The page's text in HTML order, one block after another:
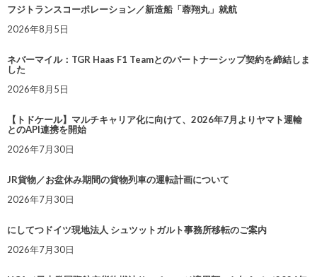
フジトランスコーポレーション／新造船「蓉翔丸」就航
2026年8月5日
ネバーマイル：TGR Haas F1 Teamとのパートナーシップ契約を締結しま
した
2026年8月5日
【トドケール】マルチキャリア化に向けて、2026年7月よりヤマト運輸
とのAPI連携を開始
2026年7月30日
JR貨物／お盆休み期間の貨物列車の運転計画について
2026年7月30日
にしてつドイツ現地法人 シュツットガルト事務所移転のご案内
2026年7月30日